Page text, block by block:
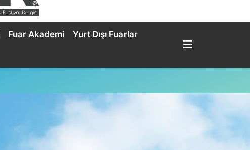
Fuar Akademi Yurt Dışı Fuarlar